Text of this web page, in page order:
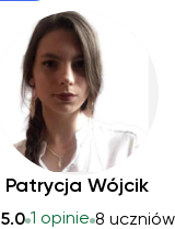
Patrycja Wójcik
5.0 1 opinie 8 uczniów